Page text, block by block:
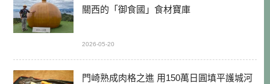
關西的「御食國」食材寶庫
2026-05-20
門崎熟成肉格之進 用150萬日圓填平護城河